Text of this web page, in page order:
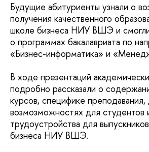
Будущие абитуриенты узнали о
получения качественного
школе бизнеса НИУ ВШЭ и
о программах бакалавриата по
«Бизнес-информатика» и
В ходе презентаций
подробно рассказали о
курсов, специфике
возмозможностях для студентов
трудоустройства для
бизнеса НИУ ВШЭ.